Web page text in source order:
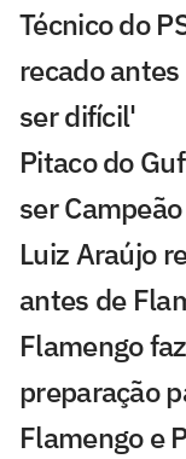
Técnico do
recado
ser difícil'
Pitaco do
ser
Luiz Araújo
antes de
Flamengo
preparação
Flamengo e